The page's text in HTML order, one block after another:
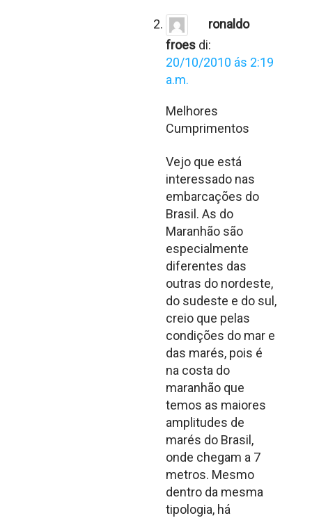
ronaldo
froes di:
20/10/2010 ás 2:19
a.m.
Melhores
Cumprimentos
Vejo que está
interessado nas
embarcações do
Brasil. As do
Maranhão são
especialmente
diferentes das
outras do nordeste,
do sudeste e do sul,
creio que pelas
condições do mar e
das marés, pois é
na costa do
maranhão que
temos as maiores
amplitudes de
marés do Brasil,
onde chegam a 7
metros. Mesmo
dentro da mesma
tipologia, há